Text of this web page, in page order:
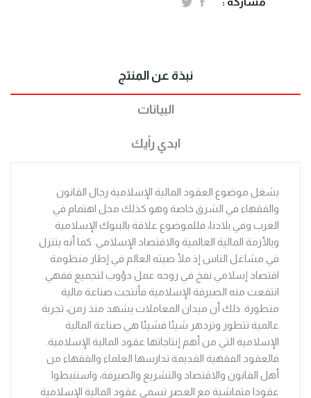
نبذة عن المنتج
البيانات
ابدي رأيك
يشغل موضوع العقود المالية الإسلامية رجال القانون
والفقهاء في الشرق خاصة وهو كذلك محل اهتمام في
الغرب وفي بلادنا، فللموضوع علاقة بالبنوك الإسلامية
وبالأزمة المالية العالمية والاقتصاد الإسلامي. كما أنه يتنزل
في مشاغل الناس إذ ملأ صيته العالم في إطار منظومة
اقتصاد إسلامي نفخ في روحه عمل دؤوب لتجميع فقهي
انتفعت منه الصيرفة الإسلامية فأنتجت صناعة مالية
متطورة. ذلك أن ميدان المعاملات يشهد منذ زمن، تجربة
عالمية تتطور وتزدهر شيئا فشيئا هي صناعة المالية
الإسلامية التي من أهم إنتاجاتها عقود المالية الإسلامية.
فالعقود الفقهية القديمة تدارسها العلماء والفقهاء من
أهل القانون والاقتصاد والتشريع والصيرفة، واستنبطوا
عقودا متماشية مع العصر تسمى عقود المالية الإسلامية